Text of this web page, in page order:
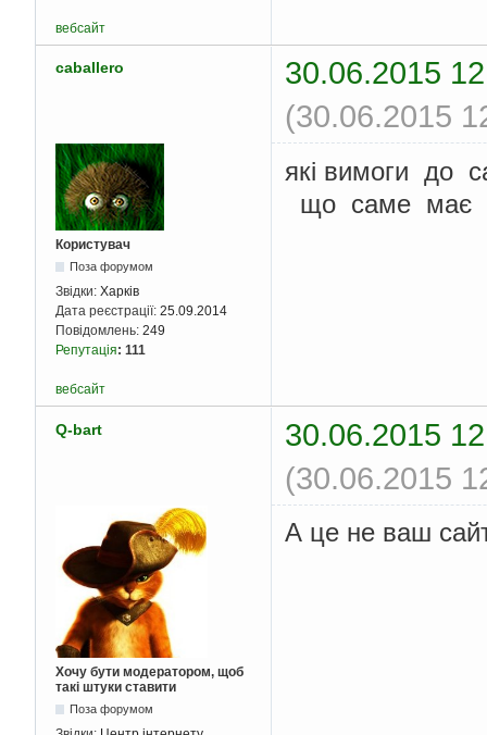
вебсайт
caballero
30.06.2015
(30.06.2015
Користувач
Поза форумом
Звідки: Харків
Дата реєстрації: 25.09.2014
Повідомлень: 249
Репутація: 111
якi вимоги до
що саме має
вебсайт
Q-bart
30.06.2015
(30.06.2015
Хочу бути модератором, щоб
такі штуки ставити
Поза форумом
А це не ваш